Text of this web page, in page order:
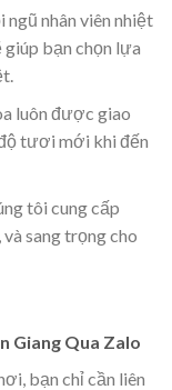
nhân viên nhiệt
giúp bạn chọn lựa
luôn được giao
tươi mới khi đến
tôi cung cấp
sang trọng cho
Giang Qua Zalo
bạn chỉ cần liên